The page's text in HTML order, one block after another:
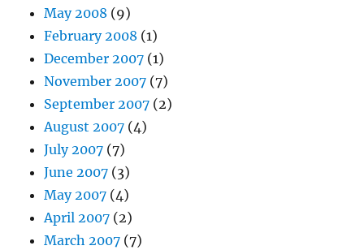
May 2008 (9)
February 2008 (1)
December 2007 (1)
November 2007 (7)
September 2007 (2)
August 2007 (4)
July 2007 (7)
June 2007 (3)
May 2007 (4)
April 2007 (2)
March 2007 (7)